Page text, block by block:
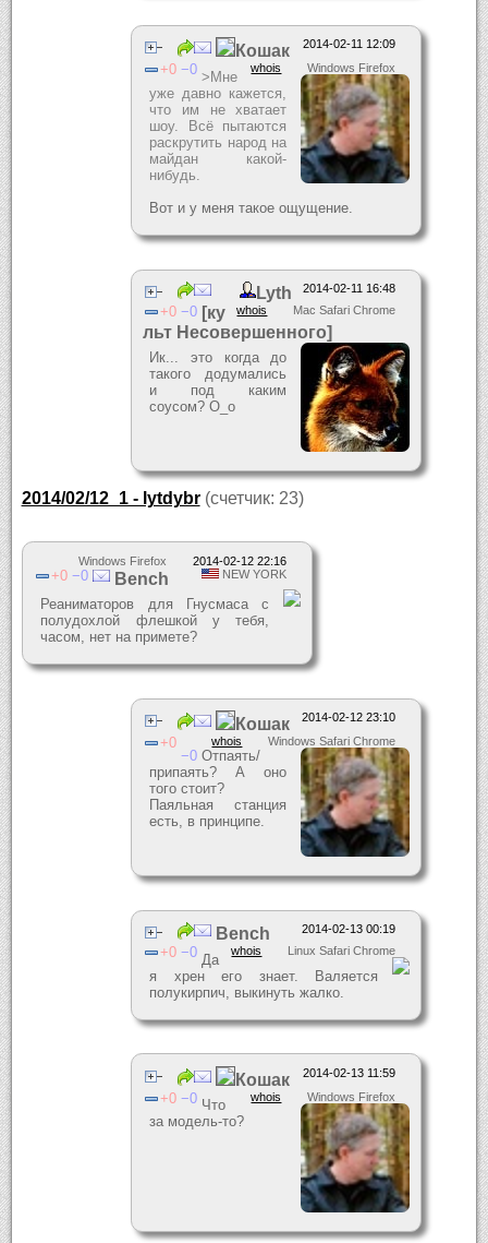
2014-02-11 12:09
Windows Firefox
whois
0 0
Кошак
>Мне
уже давно кажется,
что им не хватает
шоу. Всё пытаются
раскрутить народ на
майдан какой-
нибудь.
Вот и у меня такое ощущение.
2014-02-11 16:48
Mac Safari Chrome
whois
0 0
Lyth
[ку
льт Несовершенного]
Ик... это когда до
такого додумались
и под каким
соусом? О_о
2014/02/12_1 - lytdybr(счетчик: 23)
2014-02-12 22:16
Windows Firefox
NEW YORK
0 0 Bench
Реаниматоров для Гнусмаса с
полудохлой флешкой у тебя,
часом, нет на примете?
2014-02-12 23:10
Windows Safari Chrome
whois
0
0
Кошак
Отпаять/
припаять? А оно
того стоит?
Паяльная станция
есть, в принципе.
2014-02-13 00:19
Linux Safari Chrome
whois
0 0
Bench
Да
я хрен его знает. Валяется
полукирпич, выкинуть жалко.
2014-02-13 11:59
Windows Firefox
whois
0 0
Кошак
Что
за модель-то?